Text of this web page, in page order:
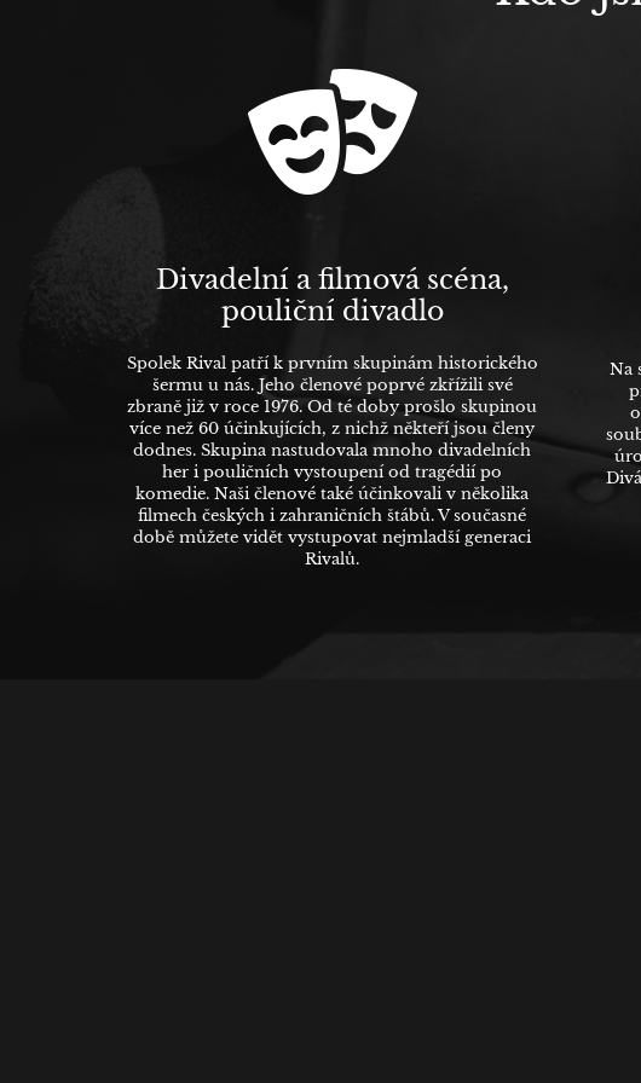
Divadelní a filmová scéna,
pouliční divadlo
Spolek Rival patří k prvním skupinám historického
šermu u nás. Jeho členové poprvé zkřížili své
zbraně již v roce 1976. Od té doby prošlo skupinou
více než 60 účinkujících, z nichž někteří jsou členy
dodnes. Skupina nastudovala mnoho divadelních
her i pouličních vystoupení od tragédií po
komedie. Naši členové také účinkovali v několika
filmech českých i zahraničních štábů. V současné
době můžete vidět vystupovat nejmladší generaci
Rivalů.
Na